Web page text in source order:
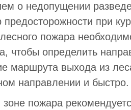
о недопущении
при
пожара
чтобы определить
маршрута выхода из
направлении и быстро.
пожара